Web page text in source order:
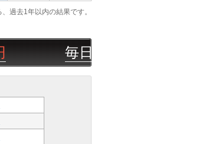
過去1年以内の結果です。
毎日競馬ニート